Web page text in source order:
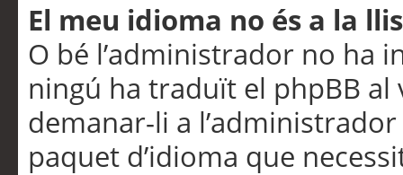
El meu idioma no és a la
O bé l’administrador no ha
ningú ha traduït el phpBB
demanar-li a
paquet d’idioma que